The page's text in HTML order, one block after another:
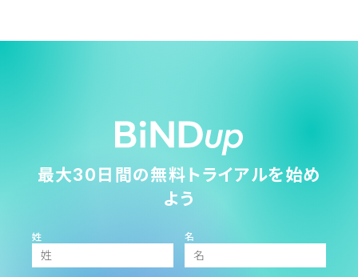
最大30日間の無料トライアルを始め
よう
姓 名